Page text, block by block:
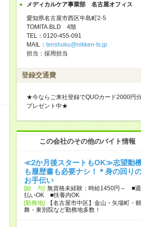
メディカルケア事業部 名古屋オフィス
愛知県名古屋市西区牛島町2-5
TOMITA.BLD 4階
TEL：0120-455-091
MAIL： tenshoku@nikken-ts.jp
担当：採用担当
登録交通費
★今ならご来社登録でQUOカード2000円
プレゼント中★
この会社のその他のバイト情報
≪2か月後スタートもOK≫志望動
も履歴書も必要ナシ！＊身の回り
お手伝い
[給 与] 無資格未経験：時給1450円～ ■週
払いOK ■扶養内OK
[勤務地]
【名古屋市中区】金山・矢場町・鶴
舞・東別院など勤務地多数！